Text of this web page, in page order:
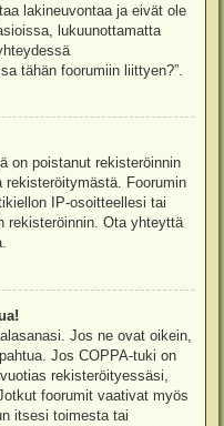
lakineuvontaa ja eivät ole
lukuunottamatta
tähän foorumiin liittyen?”.
on poistanut rekisteröinnin
rekisteröitymästä. Foorumin
IP-osoitteellesi tai
rekisteröinnin. Ota yhteyttä
Jos ne ovat oikein,
Jos COPPA-tuki on
rekisteröityessäsi,
foorumit vaativat myös
itsesi toimesta tai